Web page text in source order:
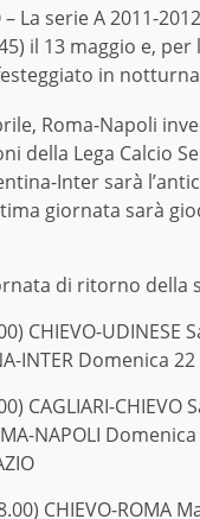
– La serie A 2011-
il 13 maggio e,
in
Roma-Napoli
della Lega Calcio
Inter sarà
giornata sarà
di ritorno della
CHIEVO-
INTER Domenica
CAGLIARI-
NAPOLI
CHIEVO-ROMA